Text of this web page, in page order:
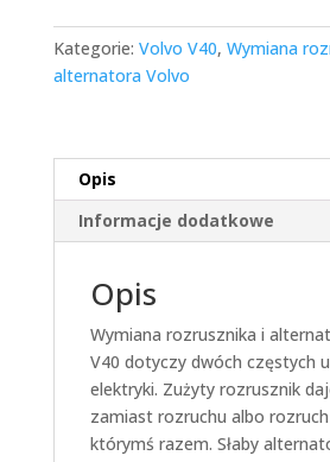
Kategorie: Volvo V40, Wymiana
alternatora Volvo
Opis
Informacje dodatkowe
Opis
Wymiana rozrusznika i
V40 dotyczy dwóch częstych
elektryki. Zużyty rozrusznik
zamiast rozruchu albo
którymś razem. Słaby